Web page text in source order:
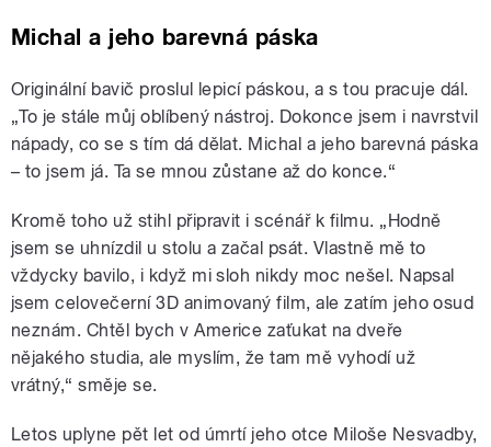
Michal a jeho barevná páska
Originální bavič proslul lepicí páskou, a s tou pracuje dál.
„To je stále můj oblíbený nástroj. Dokonce jsem i navrstvil
nápady, co se s tím dá dělat. Michal a jeho barevná páska
– to jsem já. Ta se mnou zůstane až do konce.“
Kromě toho už stihl připravit i scénář k filmu. „Hodně
jsem se uhnízdil u stolu a začal psát. Vlastně mě to
vždycky bavilo, i když mi sloh nikdy moc nešel. Napsal
jsem celovečerní 3D animovaný film, ale zatím jeho osud
neznám. Chtěl bych v Americe zaťukat na dveře
nějakého studia, ale myslím, že tam mě vyhodí už
vrátný,“ směje se.
Letos uplyne pět let od úmrtí jeho otce Miloše Nesvadby,